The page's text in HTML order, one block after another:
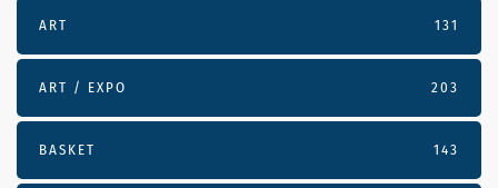
ART 131
ART / EXPO 203
BASKET 143